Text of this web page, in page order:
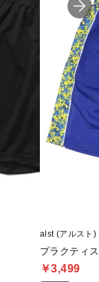
alst (アルスト)
プラクティ
￥3,499